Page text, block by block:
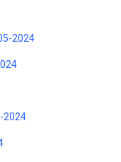
2024
2024